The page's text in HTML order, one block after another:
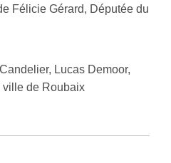
Félicie Gérard, Députée du
Lucas Demoor,
ville de Roubaix